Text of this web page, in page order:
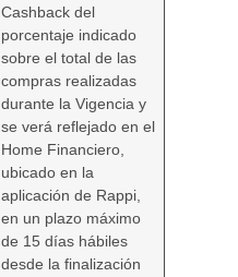
Cashback del
porcentaje indicado
sobre el total de las
compras realizadas
durante la Vigencia y
se verá reflejado en el
Home Financiero,
ubicado en la
aplicación de Rappi,
en un plazo máximo
de 15 días hábiles
desde la finalización